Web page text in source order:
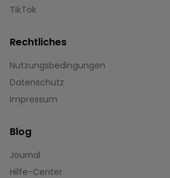
TikTok
Rechtliches
Nutzungsbedingungen
Datenschutz
Impressum
Blog
Journal
Hilfe-Center